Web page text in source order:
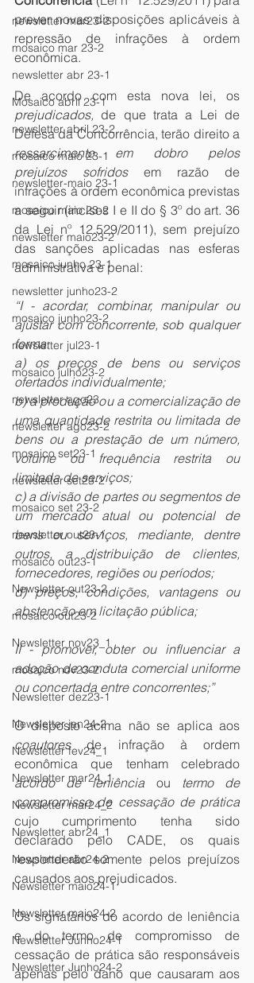
newsletter mar23-2
mosaico mar 23-2
newsletter abr 23-1
Mosaico abril 23-1
newsletter abril 23-2
mosaico maio 23-1
newsletter-maio 23-1
mosaico maio 23-2
newsletter maio23-2
mosaico junho 23-1
newsletter junho23-2
mosaico junho23-2
newsletter jul23-1
mosaico julho23-2
newsletter ago23
newsletter ago23-2
mosaico set23-1
newsletter set23-2
mosaico set 23-2
newsletter out23-1
mosaico out23-1
Newsletter out23-2
mosaico out23-2
Newsletter nov23_1
mosaico nov23-2
Newsletter dez23-1
Newsletter jan24-2
Newsletter fev24_1
Newsletter mar24_1
Newsletter mar24_2
Newsletter abr24_1
Newsletter abr24-2
Newsletter maio24-1
Newsletter maio24-2
Newsletter Junho24-1
Newsletter Junho24-2
prever novas disposições aplicáveis à
repressão de infrações à ordem
econômica.
prejudicados, de que trata a Lei de
ressarcimento em dobro pelos
prejuízos sofridos em razão de
infrações à ordem econômica previstas
a seguir (incisos I e II do § 3º do art. 36
da Lei nº 12.529/2011), sem prejuízo
das sanções aplicadas nas esferas
administrativa e penal:
“I - acordar, combinar, manipular ou
ajustar com concorrente, sob qualquer
forma:
a) os preços de bens ou serviços
ofertados individualmente;
b) a produção ou a comercialização de
uma quantidade restrita ou limitada de
bens ou a prestação de um número,
volume ou frequência restrita ou
limitada de serviços;
c) a divisão de partes ou segmentos de
um mercado atual ou potencial de
bens ou serviços, mediante, dentre
outros, a distribuição de clientes,
fornecedores, regiões ou períodos;
d) preços, condições, vantagens ou
abstenção em licitação pública;
II - promover, obter ou influenciar a
adoção de conduta comercial uniforme
ou concertada entre concorrentes;”
coautores de infração à ordem
acordo de leniência ou termo de
compromisso de cessação de prática
cujo cumprimento tenha sido
declarado pelo CADE, os quais
responderão somente pelos prejuízos
causados aos prejudicados.
Os signatários do acordo de leniência
e do termo de compromisso de
cessação de prática são responsáveis
apenas pelo dano que causaram aos